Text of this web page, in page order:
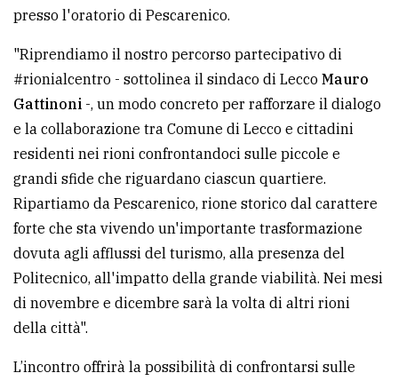
Cerca
per
comune
Ricerca
avanzata
LE
ALTRE
TESTATE
PRIVACY
presso l'oratorio di Pescarenico.
"Riprendiamo il nostro percorso partecipativo di
#rionialcentro - sottolinea il sindaco di Lecco Mauro
Gattinoni -, un modo concreto per rafforzare il dialogo
e la collaborazione tra Comune di Lecco e cittadini
residenti nei rioni confrontandoci sulle piccole e
grandi sfide che riguardano ciascun quartiere.
Ripartiamo da Pescarenico, rione storico dal carattere
forte che sta vivendo un'importante trasformazione
dovuta agli afflussi del turismo, alla presenza del
Politecnico, all'impatto della grande viabilità. Nei mesi
di novembre e dicembre sarà la volta di altri rioni
della città".
L’incontro offrirà la possibilità di confrontarsi sulle